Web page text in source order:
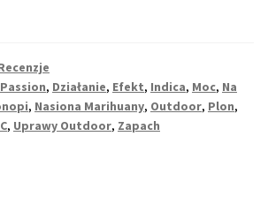
, Działanie, Efekt, Indica, Moc, Na
, Nasiona Marihuany, Outdoor, Plon,
, Uprawy Outdoor, Zapach